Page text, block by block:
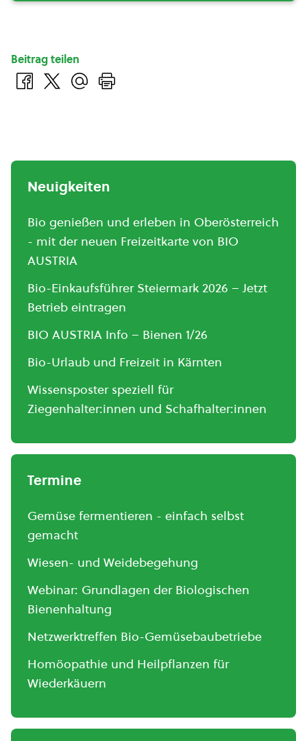
Beitrag teilen
Neuigkeiten
Bio genießen und erleben in Oberösterreich
- mit der neuen Freizeitkarte von BIO
AUSTRIA
Bio-Einkaufsführer Steiermark 2026 – Jetzt
Betrieb eintragen
BIO AUSTRIA Info – Bienen 1/26
Bio-Urlaub und Freizeit in Kärnten
Wissensposter speziell für
Ziegenhalter:innen und Schafhalter:innen
Termine
Gemüse fermentieren - einfach selbst
gemacht
Wiesen- und Weidebegehung
Webinar: Grundlagen der Biologischen
Bienenhaltung
Netzwerktreffen Bio-Gemüsebaubetriebe
Homöopathie und Heilpflanzen für
Wiederkäuern